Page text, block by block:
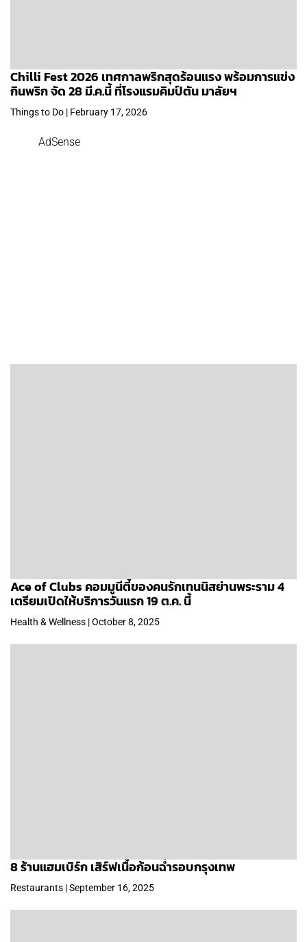
Chilli Fest 2026 เทศกาลพริกสุดร้อนแรง พร้อมการแข่ง
กินพริก จัด 28 มี.ค.นี้ ที่โรงแรมคิมป์ตัน มาลัยฯ
Things to Do | February 17, 2026
AdSense
Ace of Clubs คอมมูนีตี้ของคนรักเทนนิสย่านพระราม 4
เตรียมเปิดให้บริการวันแรก 19 ต.ค. นี้
Health & Wellness | October 8, 2025
8 ร้านแฮมเบิร์ก เสิร์ฟเนื้อก้อนฉ่ำรอบกรุงเทพ
Restaurants | September 16, 2025